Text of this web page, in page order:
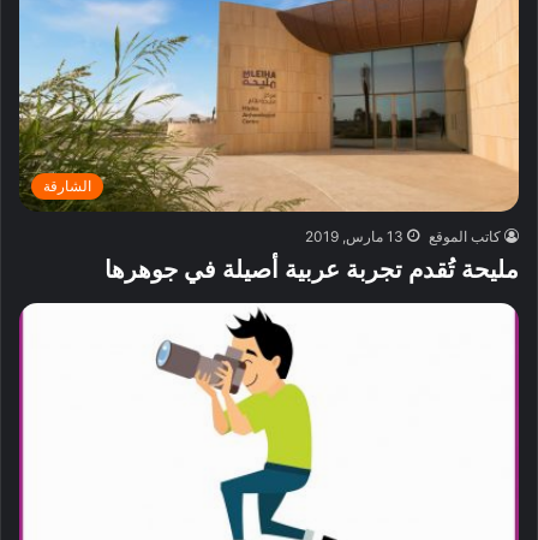
الشارقة
كاتب الموقع 13 مارس, 2019
مليحة تُقدم تجربة عربية أصيلة في جوهرها